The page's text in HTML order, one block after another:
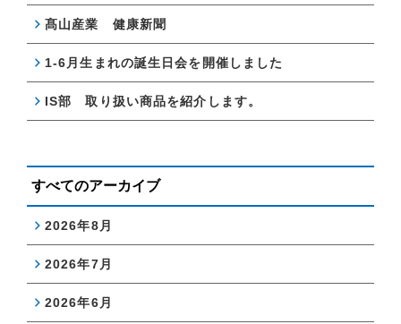
髙山産業 健康新聞
1-6月生まれの誕生日会を開催しました
IS部 取り扱い商品を紹介します。
すべてのアーカイブ
2026年8月
2026年7月
2026年6月